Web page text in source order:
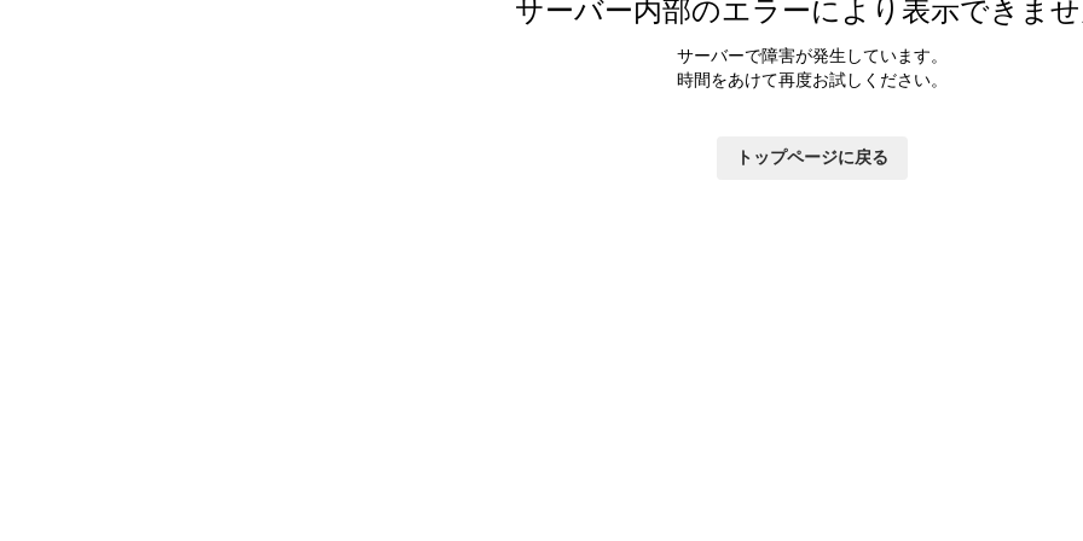
サーバー内部のエラーにより表示できま
サーバーで障害が発生しています。
時間をあけて再度お試しください。
トップページに戻る